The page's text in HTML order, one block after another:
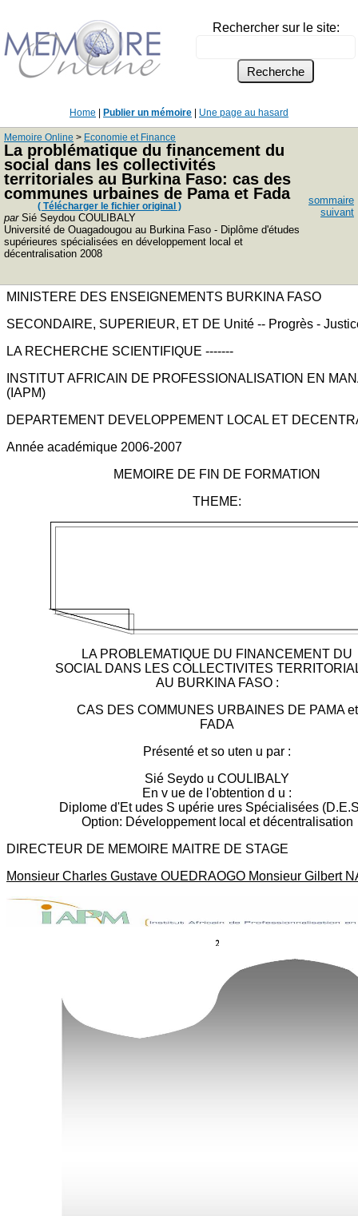
Rechercher sur le site:
Home Publier un mémoire Une page au hasard
Memoire Online > Economie et Finance
La problématique du financement du
social dans les collectivités
territoriales au Burkina Faso: cas des
communes urbaines de Pama et Fada
( Télécharger le fichier original )
parSié Seydou COULIBALY
Université de Ouagadougou au Burkina Faso - Diplôme d'études
supérieures spécialisées en développement local et
décentralisation 2008
sommaire
suivant
MINISTERE DES ENSEIGNEMENTS BURKINA FASO
SECONDAIRE, SUPERIEUR, ET DE Unité -- Progrès -
LA RECHERCHE SCIENTIFIQUE -------
INSTITUT AFRICAIN DE PROFESSIONALISATION EN
(IAPM)
DEPARTEMENT DEVELOPPEMENT LOCAL ET
Année académique 2006-2007
MEMOIRE DE FIN DE FORMATION
THEME:
LA PROBLEMATIQUE DU FINANCEMENT DU
SOCIAL DANS LES COLLECTIVITES
AU BURKINA FASO :
CAS DES COMMUNES URBAINES DE PAMA et
FADA
Présenté et so uten u par :
Sié Seydo u COULIBALY
En v ue de l'obtention d u :
Diplome d'Et udes S upérie ures Spécialisées
Option: Développement local et décentralisation
DIRECTEUR DE MEMOIRE MAITRE DE STAGE
Monsieur Charles Gustave OUEDRAOGO Monsieur Gilbert